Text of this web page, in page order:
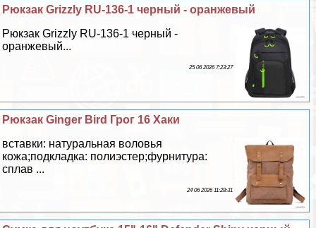
Рюкзак Grizzly RU-136-1 черный - оранжевый
Рюкзак Grizzly RU-136-1 черный -
оранжевый...
25 06 2026 7:23:27
Рюкзак Ginger Bird Грог 16 Хаки
вставки: натуральная воловья
кожа;подкладка: полиэстер;фурнитура:
сплав ...
24 06 2026 11:28:31